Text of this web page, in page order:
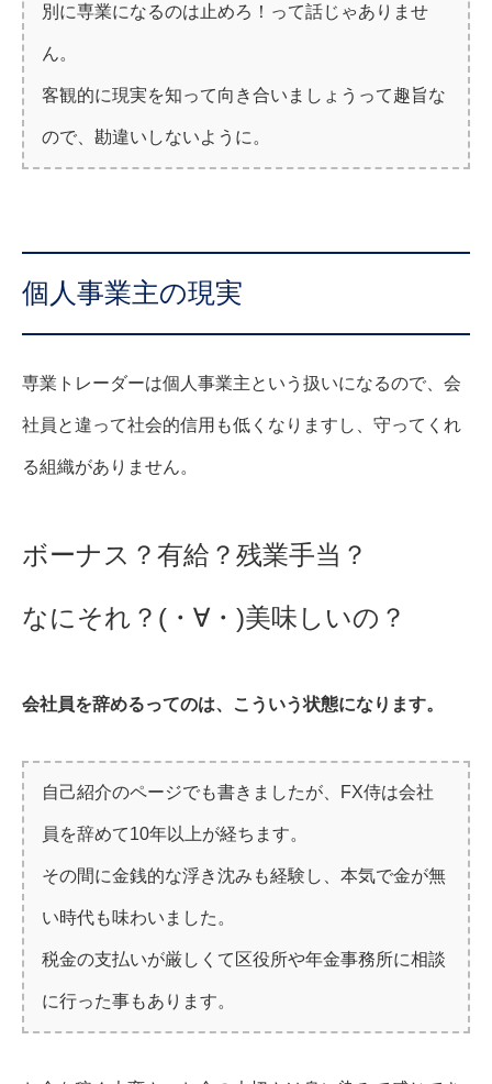
別に専業になるのは止めろ！って話じゃありませ
ん。
客観的に現実を知って向き合いましょうって趣旨な
ので、勘違いしないように。
個人事業主の現実
専業トレーダーは個人事業主という扱いになるので、会
社員と違って社会的信用も低くなりますし、守ってくれ
る組織がありません。
ボーナス？有給？残業手当？
なにそれ？(・∀・)美味しいの？
会社員を辞めるってのは、こういう状態になります。
自己紹介のページでも書きましたが、FX侍は会社
員を辞めて10年以上が経ちます。
その間に金銭的な浮き沈みも経験し、本気で金が無
い時代も味わいました。
税金の支払いが厳しくて区役所や年金事務所に相談
に行った事もあります。